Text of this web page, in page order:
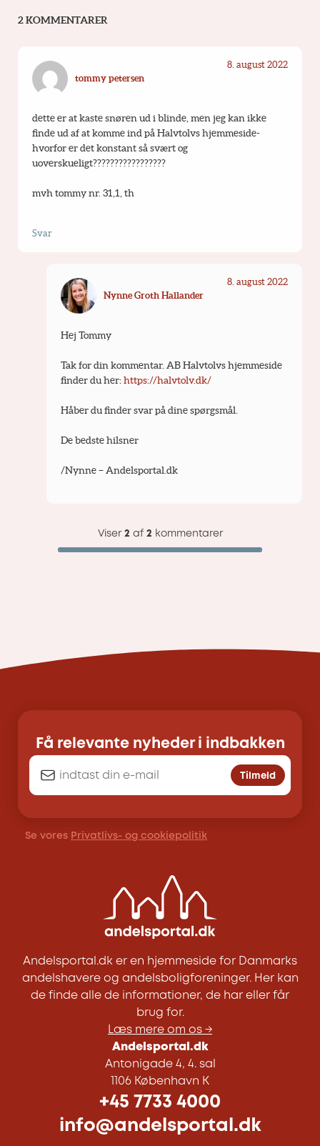
2 KOMMENTARER
tommy petersen
8. august 2022
dette er at kaste snøren ud i blinde, men jeg kan ikke
finde ud af at komme ind på Halvtolvs hjemmeside-
hvorfor er det konstant så svært og
uoverskueligt?????????????????
mvh tommy nr. 31,1, th
Svar
Nynne Groth Hallander
8. august 2022
Hej Tommy
Tak for din kommentar. AB Halvtolvs hjemmeside
finder du her: https://halvtolv.dk/
Håber du finder svar på dine spørgsmål.
De bedste hilsner
/Nynne – Andelsportal.dk
Viser 2 af 2 kommentarer
Få relevante nyheder i indbakken
Tilmeld
Se vores Privatlivs- og cookiepolitik
Andelsportal.dk er en hjemmeside for Danmarks
andelshavere og andelsboligforeninger. Her kan
de finde alle de informationer, de har eller får
brug for.
Læs mere om os →
Andelsportal.dk
Antonigade 4, 4. sal
1106 København K
+45 7733 4000
info@andelsportal.dk